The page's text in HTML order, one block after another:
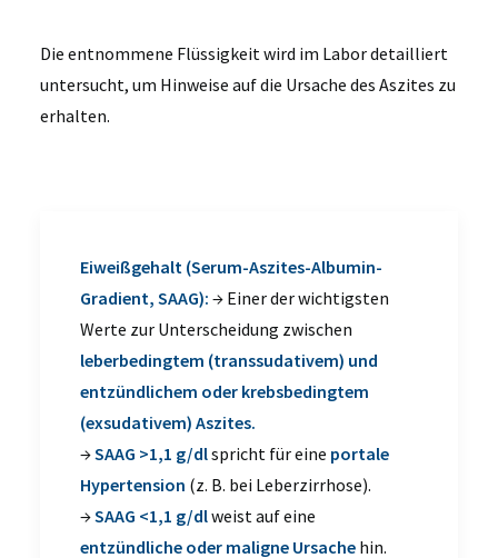
Die entnommene Flüssigkeit wird im Labor detailliert
untersucht, um Hinweise auf die Ursache des Aszites zu
erhalten.
Eiweißgehalt (Serum-Aszites-Albumin-
Gradient, SAAG): → Einer der wichtigsten
Werte zur Unterscheidung zwischen
leberbedingtem (transsudativem) und
entzündlichem oder krebsbedingtem
(exsudativem) Aszites.
→SAAG >1,1 g/dlspricht für eine portale
Hypertension (z. B. bei Leberzirrhose).
→SAAG <1,1 g/dlweist auf eine
entzündliche oder maligne Ursache hin.